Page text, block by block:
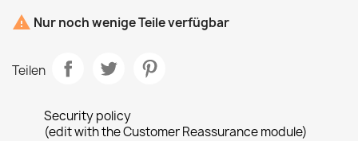
 Nur noch wenige Teile verfügbar
Teilen
Security policy
(edit with the Customer Reassurance module)